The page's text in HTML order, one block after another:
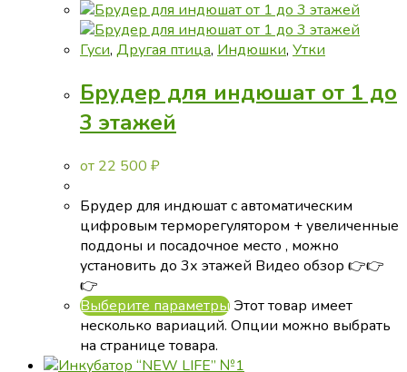
Гуси, Другая птица, Индюшки, Утки
Брудер для индюшат от 1 до
3 этажей
от 22 500 ₽
Брудер для индюшат с автоматическим
цифровым терморегулятором + увеличенные
поддоны и посадочное место , можно
установить до 3х этажей Видео обзор 👉👉
👉
Выберите параметры Этот товар имеет
несколько вариаций. Опции можно выбрать
на странице товара.